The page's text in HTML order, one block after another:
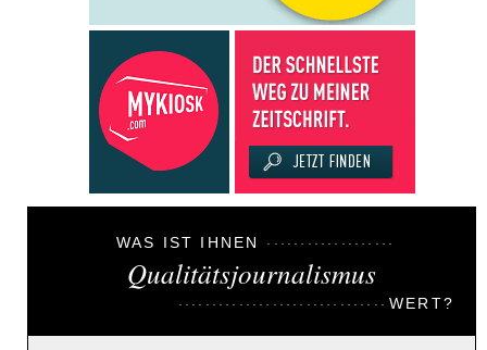
WAS IST IHNEN
Qualitätsjournalismus
WERT?